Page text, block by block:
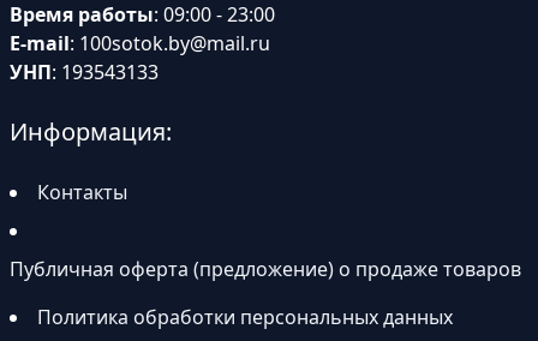
Время работы: 09:00 - 23:00
E-mail: 100sotok.by@mail.ru
УНП: 193543133
Информация:
Контакты
Публичная оферта (предложение) о продаже товаров
Политика обработки персональных данных